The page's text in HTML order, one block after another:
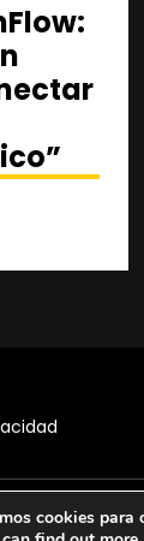
cookies para